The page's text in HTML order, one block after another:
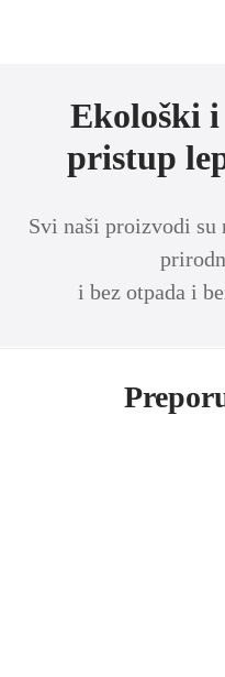
Ekološki i
pristup
Svi naši proizvodi su
i bez otpada i